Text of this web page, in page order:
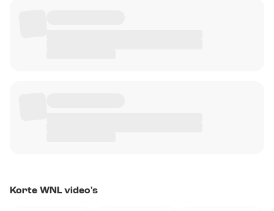
Korte WNL video's